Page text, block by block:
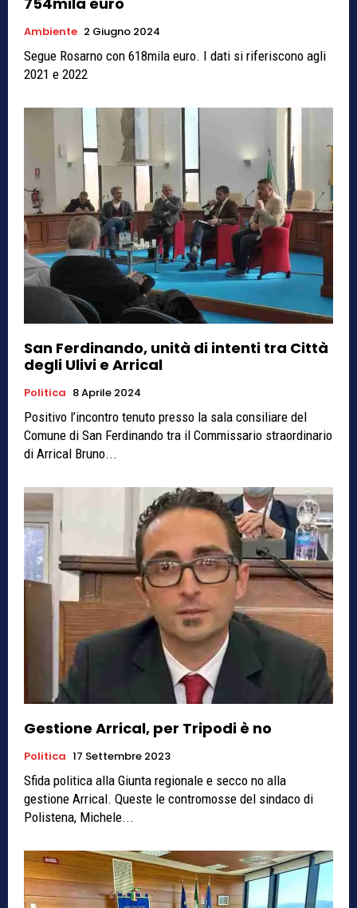
Ambiente 2 Giugno 2024
Segue Rosarno con 618mila euro. I dati si riferiscono agli
2021 e 2022
San Ferdinando, unità di intenti tra Città
degli Ulivi e Arrical
Politica 8 Aprile 2024
Positivo l’incontro tenuto presso la sala consiliare del
Comune di San Ferdinando tra il Commissario straordinario
di Arrical Bruno...
Gestione Arrical, per Tripodi è no
Politica 17 Settembre 2023
Sfida politica alla Giunta regionale e secco no alla
gestione Arrical. Queste le contromosse del sindaco di
Polistena, Michele...